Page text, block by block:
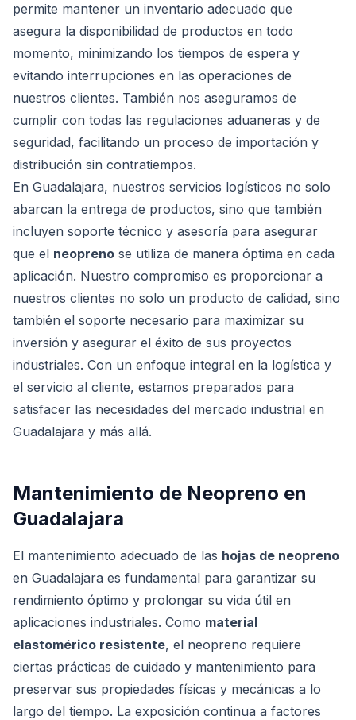
permite mantener un inventario adecuado que
asegura la disponibilidad de productos en todo
momento, minimizando los tiempos de espera y
evitando interrupciones en las operaciones de
nuestros clientes. También nos aseguramos de
cumplir con todas las regulaciones aduaneras y de
seguridad, facilitando un proceso de importación y
distribución sin contratiempos.
En Guadalajara, nuestros servicios logísticos no solo
abarcan la entrega de productos, sino que también
incluyen soporte técnico y asesoría para asegurar
que el neopreno se utiliza de manera óptima en cada
aplicación. Nuestro compromiso es proporcionar a
nuestros clientes no solo un producto de calidad, sino
también el soporte necesario para maximizar su
inversión y asegurar el éxito de sus proyectos
industriales. Con un enfoque integral en la logística y
el servicio al cliente, estamos preparados para
satisfacer las necesidades del mercado industrial en
Guadalajara y más allá.
Mantenimiento de Neopreno en
Guadalajara
El mantenimiento adecuado de las hojas de neopreno
en Guadalajara es fundamental para garantizar su
rendimiento óptimo y prolongar su vida útil en
aplicaciones industriales. Como material
elastomérico resistente, el neopreno requiere
ciertas prácticas de cuidado y mantenimiento para
preservar sus propiedades físicas y mecánicas a lo
largo del tiempo. La exposición continua a factores